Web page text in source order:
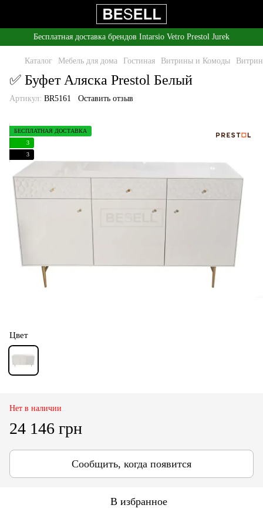
Бесплатная доставка брендов Intarsio Vetro Prestol Jurek
Каталог Мебель для дома Гостиная Витрины и Комоды
✅ Буфет Аляска Prestol Белый
Артикул: BR5161 Оставить отзыв
БЕСПЛАТНАЯ ДОСТАВКА
3
3
Цвет
Нет в наличии
24 146 грн
Сообщить, когда появится
В избранное